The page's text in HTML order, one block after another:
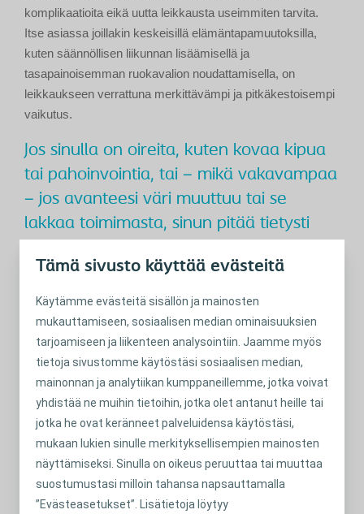
Tämä sivusto käyttää evästeitä
Käytämme evästeitä sisällön ja mainosten
mukauttamiseen, sosiaalisen median ominaisuuksien
tarjoamiseen ja liikenteen analysointiin. Jaamme myös
tietoja sivustomme käytöstäsi sosiaalisen median,
mainonnan ja analytiikan kumppaneillemme, jotka voivat
yhdistää ne muihin tietoihin, jotka olet antanut heille tai
jotka he ovat keränneet palveluidensa käytöstäsi,
mukaan lukien sinulle merkityksellisempien mainosten
näyttämiseksi. Sinulla on oikeus peruuttaa tai muuttaa
suostumustasi milloin tahansa napsauttamalla
”Evästeasetukset”. Lisätietoja löytyy
komplikaatioita eikä uutta leikkausta useimmiten tarvita.
Itse asiassa joillakin keskeisillä elämäntapamuutoksilla,
kuten säännöllisen liikunnan lisäämisellä ja
tasapainoisemman ruokavalion noudattamisella, on
leikkaukseen verrattuna merkittävämpi ja pitkäkestoisempi
vaikutus.
Jos sinulla on oireita, kuten kovaa kipua
tai pahoinvointia, tai – mikä vakavampaa
– jos avanteesi väri muuttuu tai se
lakkaa toimimasta, sinun pitää tietysti
vastaanotolle.
Mitä voit tehdä – ja miksi se
on tärkeää
Voit tehdä monia pieniä ja suuria asioita, joilla vähennät
tyrän vaikutusta elämääsi. Kuten edellä jo todettiin,
vetämättömyyden tunne päivän lopuksi on yleistä
vatsalihastesi väsyessä.
Tässä vaiheessa kannattaa myös tarkkailla painoa, koska
ylipaino voi aiheuttaa ylimääräistä painetta ja rasittaa
avannetta ympäröivää aluetta.